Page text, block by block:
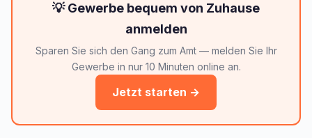
💡 Gewerbe bequem von Zuhause
anmelden
Sparen Sie sich den Gang zum Amt — melden Sie Ihr
Gewerbe in nur 10 Minuten online an.
Jetzt starten →